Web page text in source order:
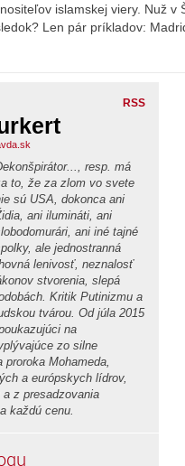
islamskej viery. Nuž
Len pár príkladov:
RSS
resp. má
to, že za zlom vo svete
sú USA, dokonca ani
ani ilumináti, ani
ani iné tajné
ale jednostranná
lenivosť, neznalosť
stvorenia, slepá
Kritik Putinizmu a
tvárou. Od júla 2015
na
zo silne
Mohameda,
a európskych lídrov,
z presadzovania
každú cenu.